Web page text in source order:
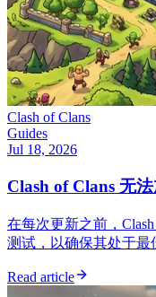
Clash of Clans
Guides
Jul 18, 2026
Clash of Clans 无
在每次更新之前，
测试，以确保其处于最
Read article